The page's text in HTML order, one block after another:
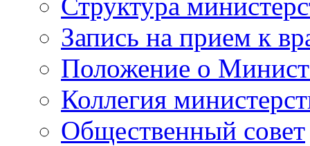
Запись на прием к
Положение о
Коллегия
Общественный совет